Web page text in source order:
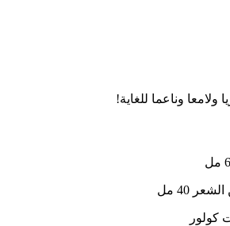
ولامعا وناعما للغاية!